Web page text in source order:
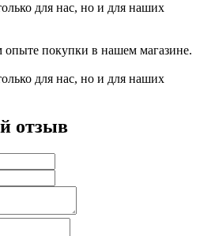
для нас, но и для наших
опыте покупки в нашем магазине.
для нас, но и для наших
отзыв